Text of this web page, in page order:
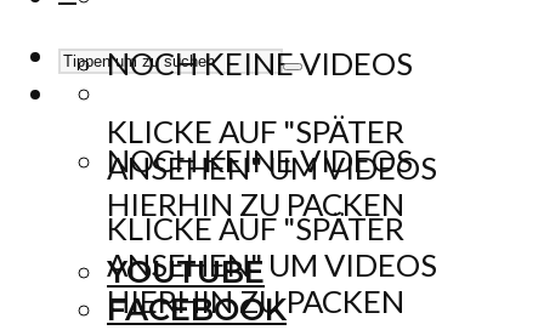
NOCH KEINE VIDEOS
KLICKE AUF "SPÄTER
ANSEHEN" UM VIDEOS
HIERHIN ZU PACKEN
YOUTUBE
FACEBOOK
NOCH KEINE VIDEOS
KLICKE AUF "SPÄTER
ANSEHEN" UM VIDEOS
HIERHIN ZU PACKEN